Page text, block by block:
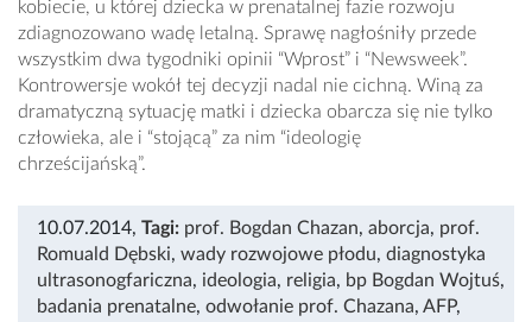
kobiecie, u której dziecka w prenatalnej fazie rozwoju
zdiagnozowano wadę letalną. Sprawę nagłośniły przede
wszystkim dwa tygodniki opinii “Wprost” i “Newsweek”.
Kontrowersje wokół tej decyzji nadal nie cichną. Winą za
dramatyczną sytuację matki i dziecka obarcza się nie tylko
człowieka, ale i “stojącą” za nim “ideologię
chrześcijańską”.
10.07.2014, Tagi: prof. Bogdan Chazan, aborcja, prof.
Romuald Dębski, wady rozwojowe płodu, diagnostyka
ultrasonogfariczna, ideologia, religia, bp Bogdan Wojtuś,
badania prenatalne, odwołanie prof. Chazana, AFP,